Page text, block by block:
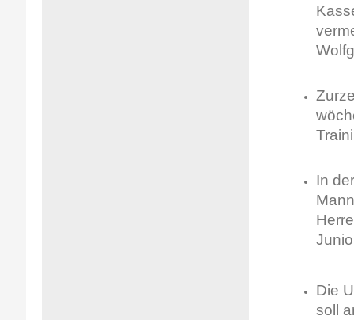
In
Die
soll